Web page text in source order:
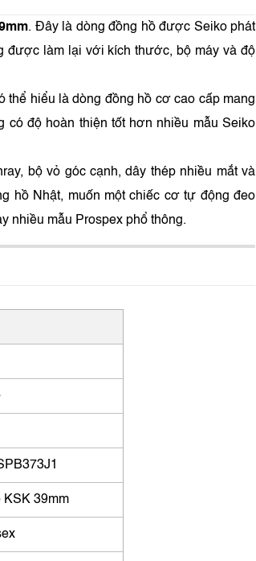
. Đây là dòng đồng hồ được Seiko phát
được làm lại với kích thước, bộ máy và độ
thể hiểu là dòng đồng hồ cơ cao cấp mang
có độ hoàn thiện tốt hơn nhiều mẫu Seiko
bộ vỏ góc cạnh, dây thép nhiều mắt và
hồ Nhật, muốn một chiếc cơ tự động đeo
nhiều mẫu Prospex phổ thông.
KSK 39mm